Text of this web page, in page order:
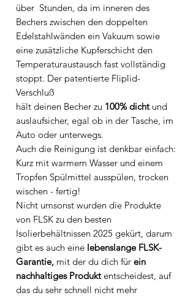
über Stunden, da im inneren des
Bechers zwischen den doppelten
Edelstahlwänden ein Vakuum sowie
eine zusätzliche Kupferschicht den
Temperaturaustausch fast vollständig
stoppt. Der patentierte Fliplid-
Verschluß
hält deinen Becher zu 100% dichtund
auslaufsicher, egal ob in der Tasche, im
Auto oder unterwegs.
Auch die Reinigung ist denkbar einfach:
Kurz mit warmem Wasser und einem
Tropfen Spülmittel ausspülen, trocken
wischen - fertig!
Nicht umsonst wurden die Produkte
von FLSK zu den besten
Isolierbehältnissen 2025 gekürt, darum
gibt es auch eine lebenslange FLSK-
Garantie, mit der du dich für ein
nachhaltiges Produktentscheidest, auf
das du sehr schnell nicht mehr